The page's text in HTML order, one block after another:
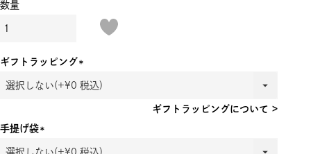
ギフトラッピング
(必
ギフトラッピングについて >
手提げ袋
(必